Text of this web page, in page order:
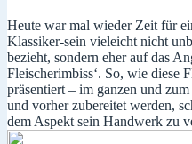
Heute war mal wieder Zeit für
Klassiker-sein vieleicht nicht
bezieht, sondern eher auf das
Fleischerimbiss‘. So, wie diese
präsentiert – im ganzen und
und vorher zubereitet werden,
dem Aspekt sein Handwerk zu